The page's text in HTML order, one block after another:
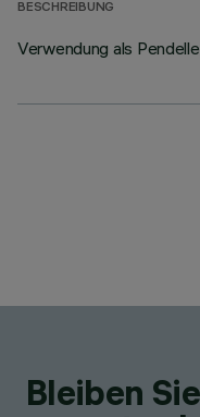
BESCHREIBUNG
Verwendung als
Bleiben